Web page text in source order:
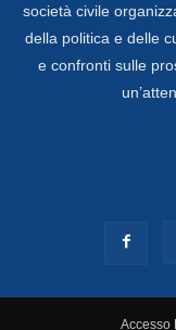
società civile
della politica e delle
e confronti sulle
Accesso